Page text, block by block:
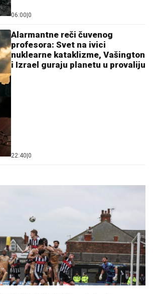
06:00 0
Alarmantne reči čuvenog
profesora: Svet na ivici
nuklearne kataklizme, Vašington
i Izrael guraju planetu u provaliju
22:40 0